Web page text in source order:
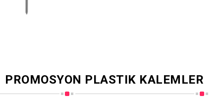
PROMOSYON PLASTIK KALEMLER